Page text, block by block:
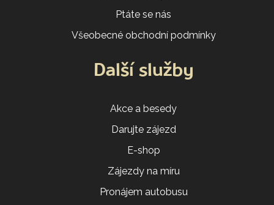
Ptáte se nás
Všeobecné obchodní podmínky
Další služby
Akce a besedy
Darujte zájezd
E-shop
Zájezdy na míru
Pronájem autobusu